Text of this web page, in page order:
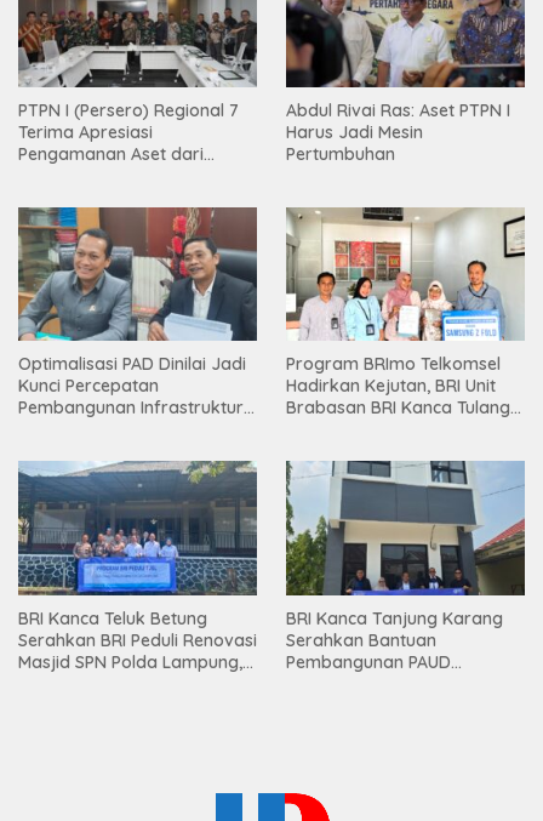
PTPN I (Persero) Regional 7
Terima Apresiasi
Pengamanan Aset dari
Abdul Rivai Ras: Aset PTPN I
Harus Jadi Mesin
Pertumbuhan
Optimalisasi PAD Dinilai Jadi
Kunci Percepatan
Pembangunan Infrastruktur
Program BRImo Telkomsel
Hadirkan Kejutan, BRI Unit
Brabasan BRI Kanca Tulang
Mesuji
BRI Kanca Teluk Betung
Serahkan BRI Peduli Renovasi
Masjid SPN Polda Lampung,
BRI Kanca Tanjung Karang
Serahkan Bantuan
Pembangunan PAUD